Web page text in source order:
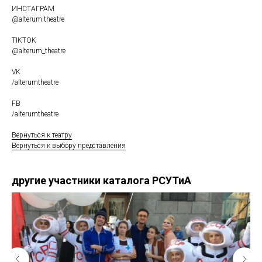
ИНСТАГРАМ
@alterum.theatre
TIKTOK
@alterum_theatre
VK
/alterumtheatre
FB
/alterumtheatre
Вернуться к театру
Вернуться к выбору представления
другие участники каталога РСУТиА